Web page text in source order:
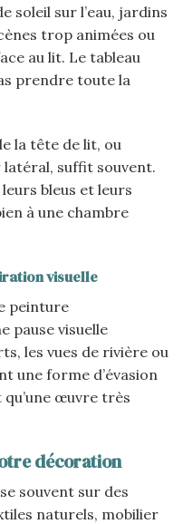
soleil sur l’eau, jardins
trop animées ou
au lit. Le tableau
prendre toute la
la tête de lit, ou
suffit souvent.
bleus et leurs
à une chambre
visuelle
peinture
pause visuelle
les vues de rivière ou
une forme d’évasion
œuvre très
décoration
souvent sur des
naturels, mobilier